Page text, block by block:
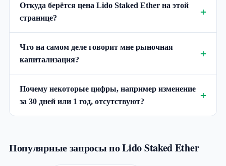
Популярные запросы по Lido Staked Ether
Откуда берётся цена Lido Staked Ether на этой
странице?
Что на самом деле говорит мне рыночная
капитализация?
Почему некоторые цифры, например изменение
за 30 дней или 1 год, отсутствуют?